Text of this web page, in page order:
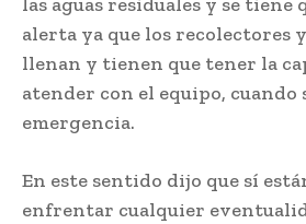
alerta ya que los recolectores
llenan y tienen que tener la
atender con el equipo, cuando
emergencia.
En este sentido dijo que sí
enfrentar cualquier